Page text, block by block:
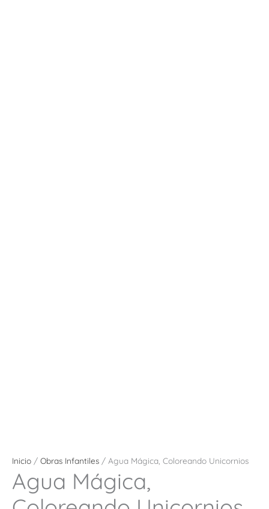
Inicio / Obras Infantiles / Agua Mágica, Coloreando Unicornios
Agua Mágica,